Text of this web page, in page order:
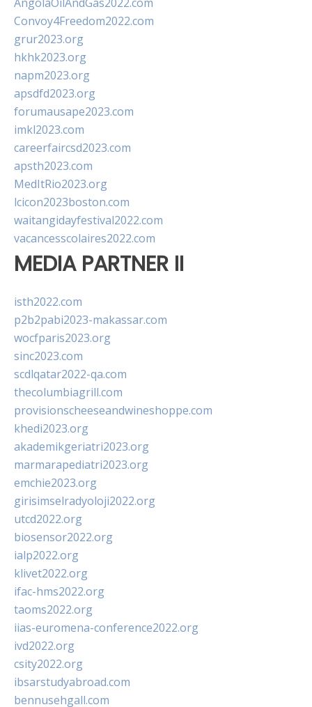
Convoy4Freedom2022.com
grur2023.org
hkhk2023.org
napm2023.org
apsdfd2023.org
forumausape2023.com
imkl2023.com
careerfaircsd2023.com
apsth2023.com
MedItRio2023.org
lcicon2023boston.com
waitangidayfestival2022.com
vacancesscolaires2022.com
MEDIA PARTNER II
isth2022.com
p2b2pabi2023-makassar.com
wocfparis2023.org
sinc2023.com
scdlqatar2022-qa.com
thecolumbiagrill.com
provisionscheeseandwineshoppe.com
khedi2023.org
akademikgeriatri2023.org
marmarapediatri2023.org
emchie2023.org
girisimselradyoloji2022.org
utcd2022.org
biosensor2022.org
ialp2022.org
klivet2022.org
ifac-hms2022.org
taoms2022.org
iias-euromena-conference2022.org
ivd2022.org
csity2022.org
ibsarstudyabroad.com
bennusehgall.com